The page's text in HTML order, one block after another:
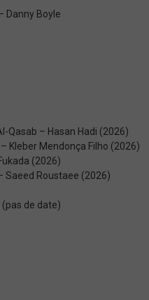
Danny Boyle
Qasab – Hasan Hadi (2026)
Kleber Mendonça Filho (2026)
(2026)
Saeed Roustaee (2026)
(pas de date)